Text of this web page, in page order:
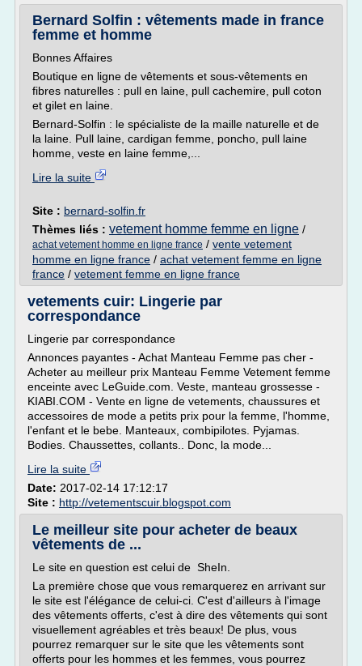
Bernard Solfin : vêtements made in france
femme et homme
Bonnes Affaires
Boutique en ligne de vêtements et sous-vêtements en
fibres naturelles : pull en laine, pull cachemire, pull coton
et gilet en laine.
Bernard-Solfin : le spécialiste de la maille naturelle et de
la laine. Pull laine, cardigan femme, poncho, pull laine
homme, veste en laine femme,...
Lire la suite
Site : bernard-solfin.fr
Thèmes liés : vetement homme femme en ligne /
achat vetement homme en ligne france / vente vetement
homme en ligne france / achat vetement femme en ligne
france / vetement femme en ligne france
vetements cuir: Lingerie par
correspondance
Lingerie par correspondance
Annonces payantes - Achat Manteau Femme pas cher -
Acheter au meilleur prix Manteau Femme Vetement femme
enceinte avec LeGuide.com. Veste, manteau grossesse -
KIABI.COM - Vente en ligne de vetements, chaussures et
accessoires de mode a petits prix pour la femme, l'homme,
l'enfant et le bebe. Manteaux, combipilotes. Pyjamas.
Bodies. Chaussettes, collants.. Donc, la mode...
Lire la suite
Date: 2017-02-14 17:12:17
Site : http://vetementscuir.blogspot.com
Le meilleur site pour acheter de beaux
vêtements de ...
Le site en question est celui de SheIn.
La première chose que vous remarquerez en arrivant sur
le site est l'élégance de celui-ci. C'est d'ailleurs à l'image
des vêtements offerts, c'est à dire des vêtements qui sont
visuellement agréables et très beaux! De plus, vous
pourrez remarquer sur le site que les vêtements sont
offerts pour les hommes et les femmes, vous pourrez